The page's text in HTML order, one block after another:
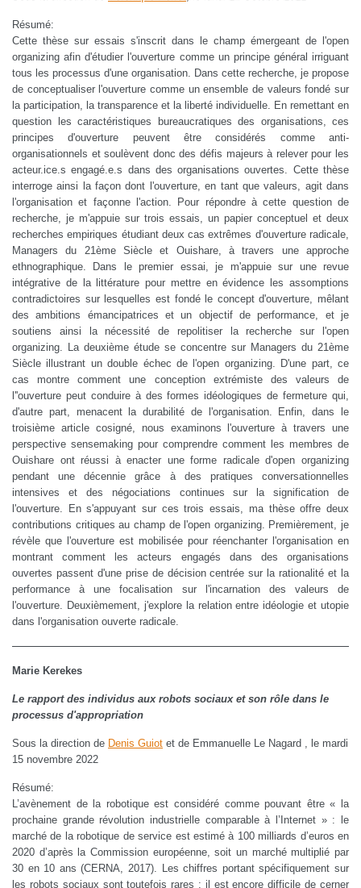
Résumé:
Cette thèse sur essais s'inscrit dans le champ émergeant de l'open
organizing afin d'étudier l'ouverture comme un principe général irriguant
tous les processus d'une organisation. Dans cette recherche, je propose
de conceptualiser l'ouverture comme un ensemble de valeurs fondé sur
la participation, la transparence et la liberté individuelle. En remettant en
question les caractéristiques bureaucratiques des organisations, ces
principes d'ouverture peuvent être considérés comme anti-
organisationnels et soulèvent donc des défis majeurs à relever pour les
acteur.ice.s engagé.e.s dans des organisations ouvertes. Cette thèse
interroge ainsi la façon dont l'ouverture, en tant que valeurs, agit dans
l'organisation et façonne l'action. Pour répondre à cette question de
recherche, je m'appuie sur trois essais, un papier conceptuel et deux
recherches empiriques étudiant deux cas extrêmes d'ouverture radicale,
Managers du 21ème Siècle et Ouishare, à travers une approche
ethnographique. Dans le premier essai, je m'appuie sur une revue
intégrative de la littérature pour mettre en évidence les assomptions
contradictoires sur lesquelles est fondé le concept d'ouverture, mêlant
des ambitions émancipatrices et un objectif de performance, et je
soutiens ainsi la nécessité de repolitiser la recherche sur l'open
organizing. La deuxième étude se concentre sur Managers du 21ème
Siècle illustrant un double échec de l'open organizing. D'une part, ce
cas montre comment une conception extrémiste des valeurs de
l''ouverture peut conduire à des formes idéologiques de fermeture qui,
d'autre part, menacent la durabilité de l'organisation. Enfin, dans le
troisième article cosigné, nous examinons l'ouverture à travers une
perspective sensemaking pour comprendre comment les membres de
Ouishare ont réussi à enacter une forme radicale d'open organizing
pendant une décennie grâce à des pratiques conversationnelles
intensives et des négociations continues sur la signification de
l'ouverture. En s'appuyant sur ces trois essais, ma thèse offre deux
contributions critiques au champ de l'open organizing. Premièrement, je
révèle que l'ouverture est mobilisée pour réenchanter l'organisation en
montrant comment les acteurs engagés dans des organisations
ouvertes passent d'une prise de décision centrée sur la rationalité et la
performance à une focalisation sur l'incarnation des valeurs de
l'ouverture. Deuxièmement, j'explore la relation entre idéologie et utopie
dans l'organisation ouverte radicale.
Marie Kerekes
Le rapport des individus aux robots sociaux et son rôle dans le
processus d'appropriation
Sous la direction de Denis Guiot et de Emmanuelle Le Nagard , le mardi
15 novembre 2022
Résumé:
L’avènement de la robotique est considéré comme pouvant être « la
prochaine grande révolution industrielle comparable à l’Internet » : le
marché de la robotique de service est estimé à 100 milliards d’euros en
2020 d’après la Commission européenne, soit un marché multiplié par
30 en 10 ans (CERNA, 2017). Les chiffres portant spécifiquement sur
les robots sociaux sont toutefois rares : il est encore difficile de cerner